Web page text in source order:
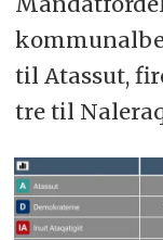
til Atassut,
tre til